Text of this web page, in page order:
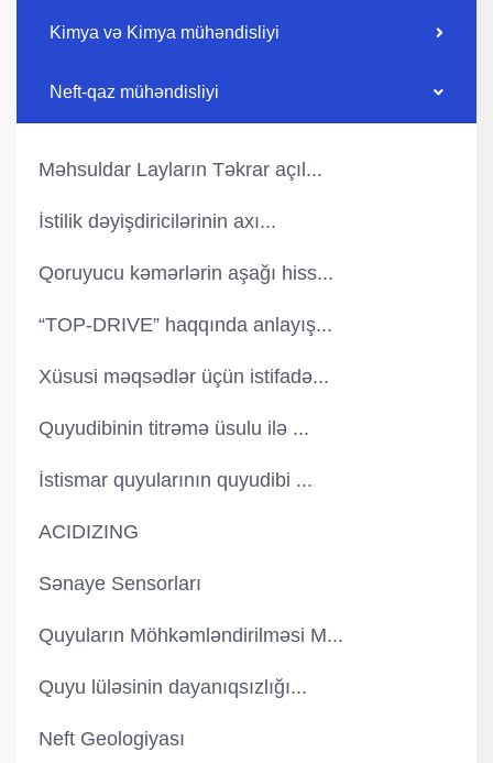
Kimya və Kimya mühəndisliyi
Neft-qaz mühəndisliyi
Məhsuldar Layların Təkrar açıl...
İstilik dəyişdiricilərinin axı...
Qoruyucu kəmərlərin aşağı hiss...
“TOP-DRIVE” haqqında anlayış...
Xüsusi məqsədlər üçün istifadə...
Quyudibinin titrəmə üsulu ilə ...
İstismar quyularının quyudibi ...
ACIDIZING
Sənaye Sensorları
Quyuların Möhkəmləndirilməsi M...
Quyu lüləsinin dayanıqsızlığı...
Neft Geologiyası